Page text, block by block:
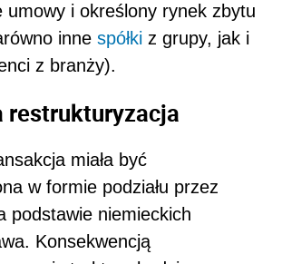
umowy i określony rynek zbytu
inne spółki z grupy, jak i
z branży).
restrukturyzacja
miała być
w formie podziału przez
podstawie niemieckich
Konsekwencją